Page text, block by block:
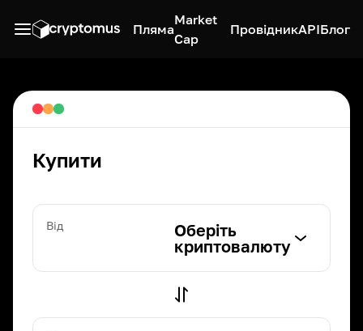
Пляма
Market
Cap
ПровідникAPIБлог
Купити
Від
Оберіть
криптовалюту